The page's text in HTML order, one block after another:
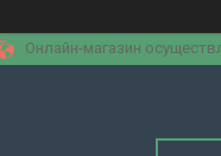
Онлайн-магазин